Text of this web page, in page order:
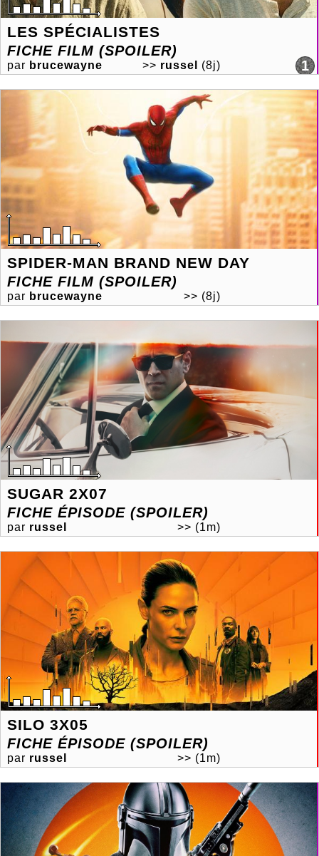
1
LES SPÉCIALISTES
FICHE FILM (SPOILER)
par brucewayne >> russel (8j)
SPIDER-MAN BRAND NEW DAY
FICHE FILM (SPOILER)
par brucewayne >> (8j)
SUGAR 2X07
FICHE ÉPISODE (SPOILER)
par russel >> (1m)
SILO 3X05
FICHE ÉPISODE (SPOILER)
par russel >> (1m)